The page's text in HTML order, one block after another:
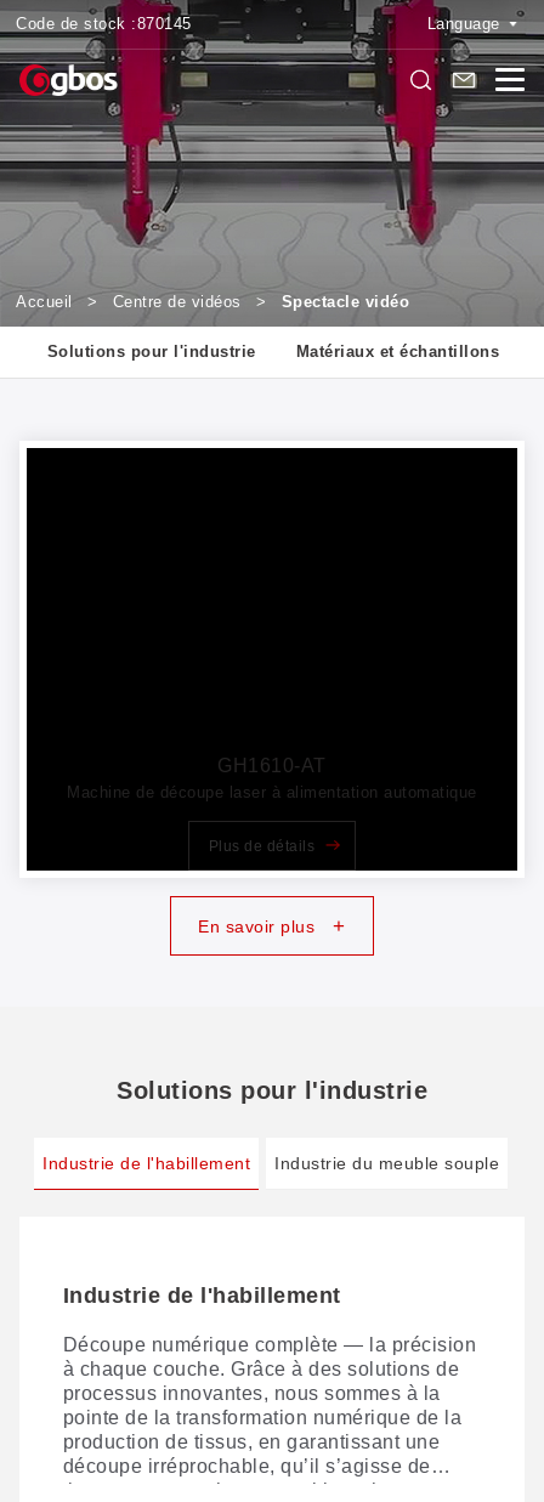
Code de stock :870145 Language
Accueil > Centre de vidéos > Spectacle vidéo
Solutions pour l'industrie Matériaux et échantillons
GH1610-AT
Machine de découpe laser à alimentation automatique
Plus de détails
En savoir plus +
Solutions pour l'industrie
Industrie de l'habillement Industrie du meuble souple
Industrie de l'habillement
Découpe numérique complète — la précision
à chaque couche. Grâce à des solutions de
processus innovantes, nous sommes à la
pointe de la transformation numérique de la
production de tissus, en garantissant une
découpe irréprochable, qu’il s’agisse de
tissus monocouches ou multicouches.
Industrie du meuble souple
GBOS associe un imbrication automatisée
intelligente à des techniques expertes de
découpe et de marquage des tissus
d'ameublement, permettant ainsi un contrôle
rigoureux des coûts sans compromettre la
qualité.